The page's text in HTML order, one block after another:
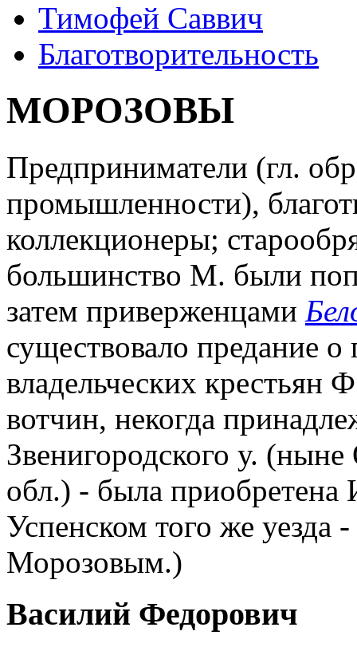
Тимофей Саввич
Благотворительность
МОРОЗОВЫ
Предприниматели (гл.
промышленности),
коллекционеры;
большинство М. были
затем приверженцами
существовало предание
владельческих крестьян
вотчин, некогда
Звенигородского у.
обл.) - была
Успенском того же уезда
Морозовым.)
Василий Федорович